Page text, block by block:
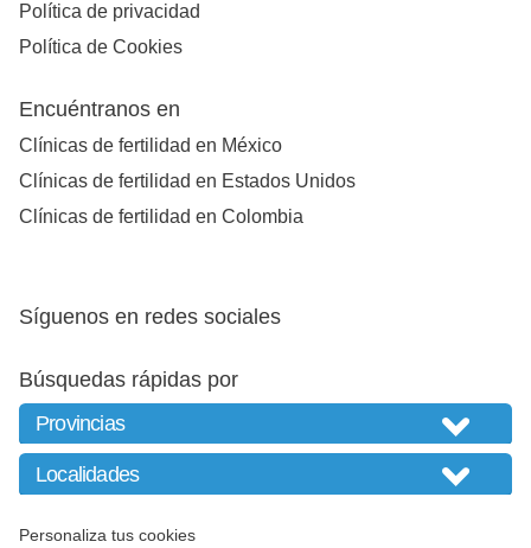
Política de privacidad
Política de Cookies
Encuéntranos en
Clínicas de fertilidad en México
Clínicas de fertilidad en Estados Unidos
Clínicas de fertilidad en Colombia
Síguenos en redes sociales
Búsquedas rápidas por
Personaliza tus cookies